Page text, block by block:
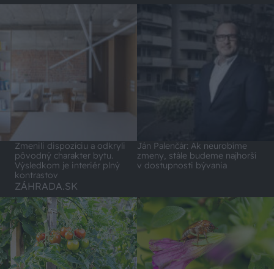
Zmenili dispozíciu a odkryli
pôvodný charakter bytu.
Výsledkom je interiér plný
kontrastov
Ján Palenčár: Ak neurobíme
zmeny, stále budeme najhorší
v dostupnosti bývania
ZÁHRADA.SK